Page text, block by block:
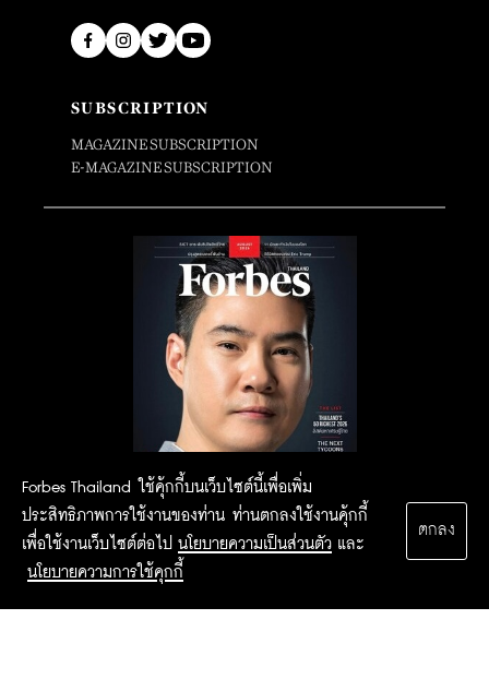
Forbes Thailand ใช้คุ้กกี้บนเว็บไซต์นี้เพื่อเพิ่ม
ประสิทธิภาพการใช้งานของท่าน ท่านตกลงใช้งานคุ้กกี้
เพื่อใช้งานเว็บไซต์ต่อไป นโยบายความเป็นส่วนตัว และ
นโยบายความการใช้คุกกี้
ตกลง
SUBSCRIPTION
MAGAZINE SUBSCRIPTION
E-MAGAZINE SUBSCRIPTION
2015 Forbesthailand.com ALL RIGHTS RESERVED